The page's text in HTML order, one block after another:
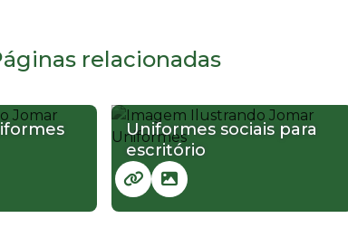
relacionadas
Uniformes sociais para
escritório